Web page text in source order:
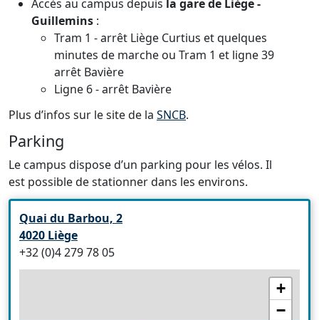
Accès au campus depuis la gare de Liège -
Guillemins :
Tram 1 - arrêt Liège Curtius et quelques
minutes de marche ou Tram 1 et ligne 39
arrêt Bavière
Ligne 6 - arrêt Bavière
Plus d’infos sur le site de la SNCB.
Parking
Le campus dispose d’un parking pour les vélos. Il
est possible de stationner dans les environs.
Quai du Barbou, 2
4020 Liège
+32 (0)4 279 78 05
+
−